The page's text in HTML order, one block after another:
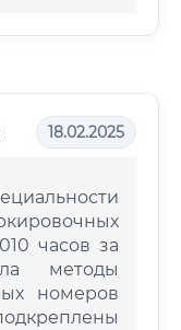
18.02.2025
часов за
методы
номеров